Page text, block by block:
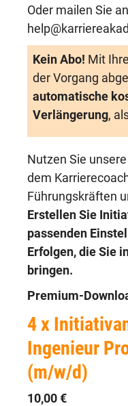
Oder mailen Sie
Kein Abo! Mit
der Vorgang
automatische
Verlängerung,
Nutzen Sie
dem
Führungskräften
Erstellen Sie
passenden
Erfolgen, die Sie
bringen.
Premium-
4 x
Ingenieur
(m/w/d)
10,00 €